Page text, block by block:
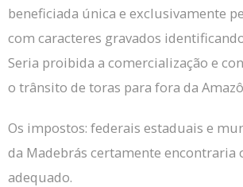
beneficiada única e exclusivamente
com caracteres gravados
Seria proibida a comercialização e
o trânsito de toras para fora da
Os impostos: federais estaduais e
da Madebrás certamente encontraria
adequado.